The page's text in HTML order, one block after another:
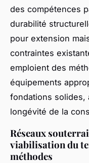
des compétences
durabilité
pour extension
contraintes
emploient des
équipements
fondations solides,
longévité de la
Réseaux
viabilisation du
méthodes